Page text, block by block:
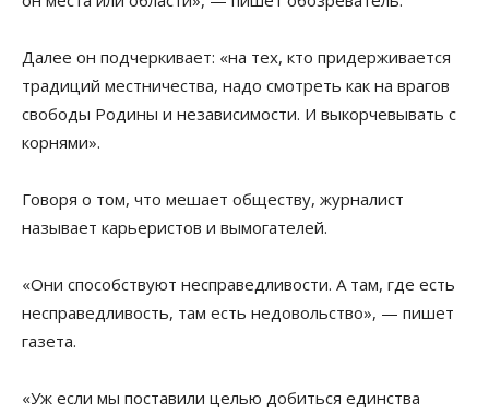
Далее он подчеркивает: «на тех, кто придерживается
традиций местничества, надо смотреть как на врагов
свободы Родины и независимости. И выкорчевывать с
корнями».
Говоря о том, что мешает обществу, журналист
называет карьеристов и вымогателей.
«Они способствуют несправедливости. А там, где есть
несправедливость, там есть недовольство», — пишет
газета.
«Уж если мы поставили целью добиться единства